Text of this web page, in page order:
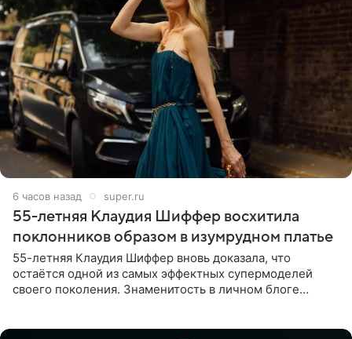
6 часов назад super.ru
55-летняя Клаудия Шиффер восхитила
поклонников образом в изумрудном платье
55-летняя Клаудия Шиффер вновь доказала, что
остаётся одной из самых эффектных супермоделей
своего поколения. Знаменитость в личном блоге